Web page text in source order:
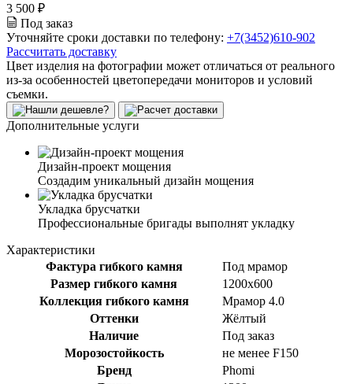
3 500 ₽
Под заказ
Уточняйте сроки доставки по телефону: +7(3452)610-902
Рассчитать доставку
Цвет изделия на фотографии может отличаться от реального
из-за особенностей цветопередачи мониторов и условий
съемки.
Дополнительные услуги
Дизайн-проект мощения
Создадим уникальный дизайн мощения
Укладка брусчатки
Профессиональные бригады выполнят укладку
Характеристики
Фактура гибкого камня
Под мрамор
Размер гибкого камня
1200x600
Коллекция гибкого камня
Мрамор 4.0
Оттенки
Жёлтый
Наличие
Под заказ
Морозостойкость
не менее F150
Бренд
Phomi